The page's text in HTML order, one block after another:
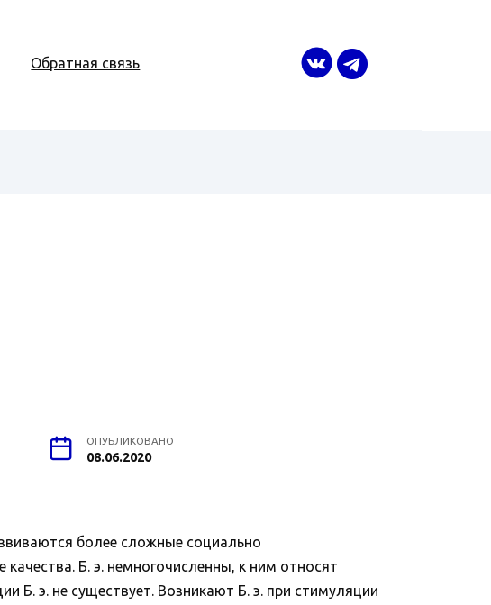
Обратная связь
ОПУБЛИКОВАНО
08.06.2020
более сложные социально
Б. э. немногочисленны, к ним относят
Б. э. не существует. Возникают Б. э. при стимуляции